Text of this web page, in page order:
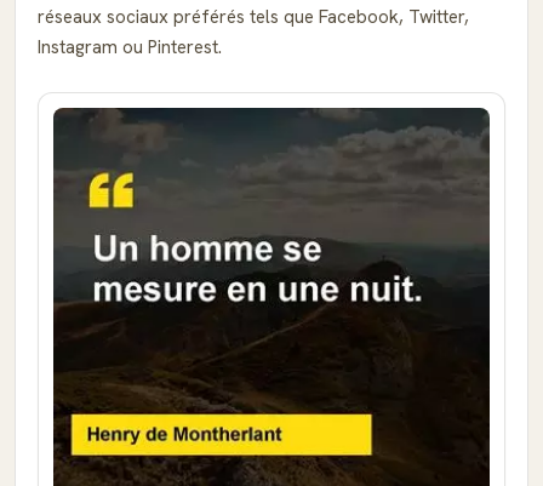
réseaux sociaux préférés tels que Facebook, Twitter,
Instagram ou Pinterest.